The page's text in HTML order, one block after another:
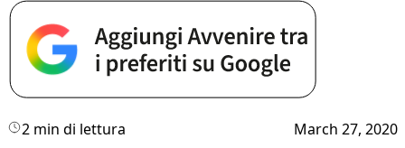
2 min di lettura March 27, 2020